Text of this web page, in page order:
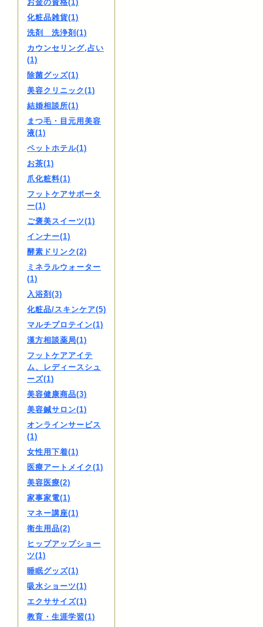
お金の資格(1)
化粧品雑貨(1)
洗剤 洗浄剤(1)
カウンセリング,占い
(1)
除菌グッズ(1)
美容クリニック(1)
結婚相談所(1)
まつ毛・目元用美容
液(1)
ペットホテル(1)
お茶(1)
爪化粧料(1)
フットケアサポータ
ー(1)
ご褒美スイーツ(1)
インナー(1)
酵素ドリンク(2)
ミネラルウォーター
(1)
入浴剤(3)
化粧品/スキンケア(5)
マルチプロテイン(1)
漢方相談薬局(1)
フットケアアイテ
ム、レディースシュ
ーズ(1)
美容健康商品(3)
美容鍼サロン(1)
オンラインサービス
(1)
女性用下着(1)
医療アートメイク(1)
美容医療(2)
家事家電(1)
マネー講座(1)
衛生用品(2)
ヒップアップショー
ツ(1)
睡眠グッズ(1)
吸水ショーツ(1)
エクササイズ(1)
教育・生涯学習(1)